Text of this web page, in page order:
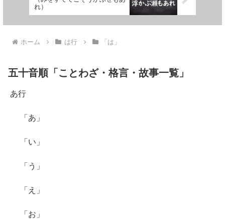
れ）
ホーム は行 「は」
五十音順「ことわざ・格言・故事一覧」
あ行
「あ」
「い」
「う」
「え」
「お」